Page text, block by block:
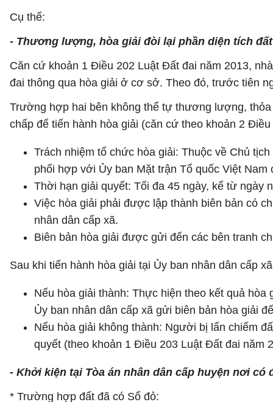
Cụ thể:
- Thương lượng, hòa giải đòi lại phần diện tích
Căn cứ khoản 1 Điều 202 Luật Đất đai năm 2013,
đai thông qua hòa giải ở cơ sở. Theo đó, trước tiên
Trường hợp hai bên không thể tự thương lượng,
chấp để tiến hành hòa giải (căn cứ theo khoản 2
Trách nhiệm tổ chức hòa giải: Thuộc về Chủ
phối hợp với Ủy ban Mặt trận Tổ quốc Việt
Thời hạn giải quyết: Tối đa 45 ngày, kể từ ngày
Việc hòa giải phải được lập thành biên bản có
nhân dân cấp xã.
Biên bản hòa giải được gửi đến các bên tranh
Sau khi tiến hành hòa giải tại Ủy ban nhân dân cấp
Nếu hòa giải thành: Thực hiện theo kết quả
Ủy ban nhân dân cấp xã gửi biên bản hòa giải
Nếu hòa giải không thành: Người bị lấn chiếm
quyết (theo khoản 1 Điều 203 Luật Đất đai năm
- Khởi kiện tại Tòa án nhân dân cấp huyện nơi có
* Trường hợp đất đã có Sổ đỏ: